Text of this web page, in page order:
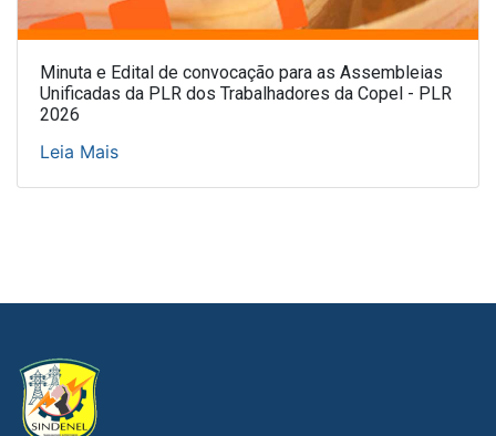
Minuta e Edital de convocação para as Assembleias
Unificadas da PLR dos Trabalhadores da Copel - PLR
2026
Leia Mais